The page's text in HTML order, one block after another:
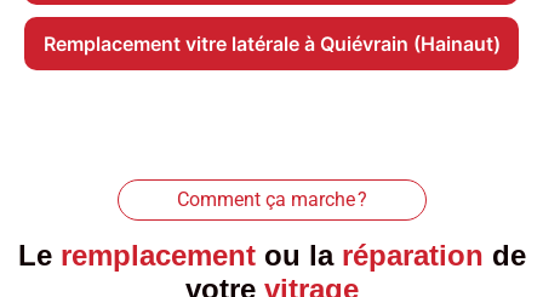
Remplacement vitre latérale à Quiévrain (Hainaut)
Comment ça marche ?
Le remplacementou la réparation de
votre vitrage